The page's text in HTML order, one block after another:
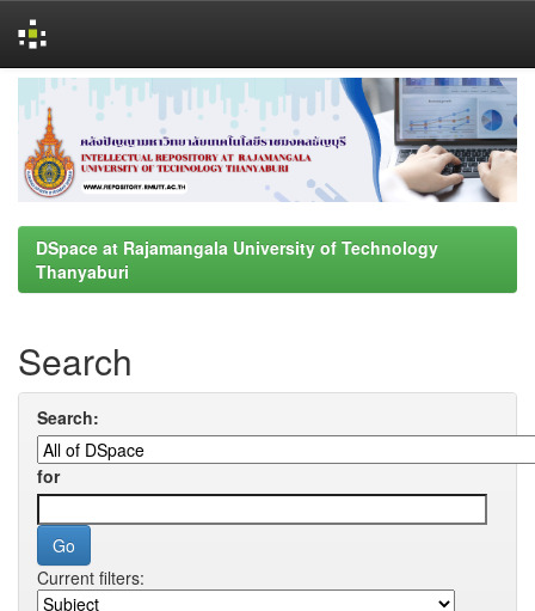
navigation
DSpace at Rajamangala University of Technology
Thanyaburi
Search
Search:
for
Current filters: